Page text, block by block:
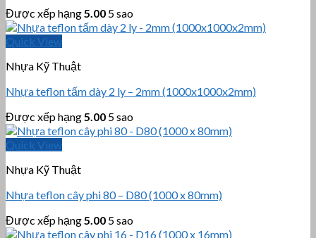
Được xếp hạng 5.00 5 sao
Quick View
Nhựa Kỹ Thuật
Nhựa teflon tấm dày 2 ly – 2mm (1000x1000x2mm)
Được xếp hạng 5.00 5 sao
Quick View
Nhựa Kỹ Thuật
Nhựa teflon cây phi 80 – D80 (1000 x 80mm)
Được xếp hạng 5.00 5 sao